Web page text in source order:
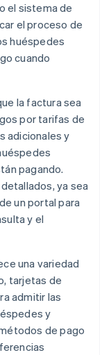
el sistema de
el proceso de
huéspedes
cuando
la factura sea
por tarifas de
adicionales y
pagando.
ya sea
un portal para
y el
una variedad
tarjetas de
admitir las
y
de pago